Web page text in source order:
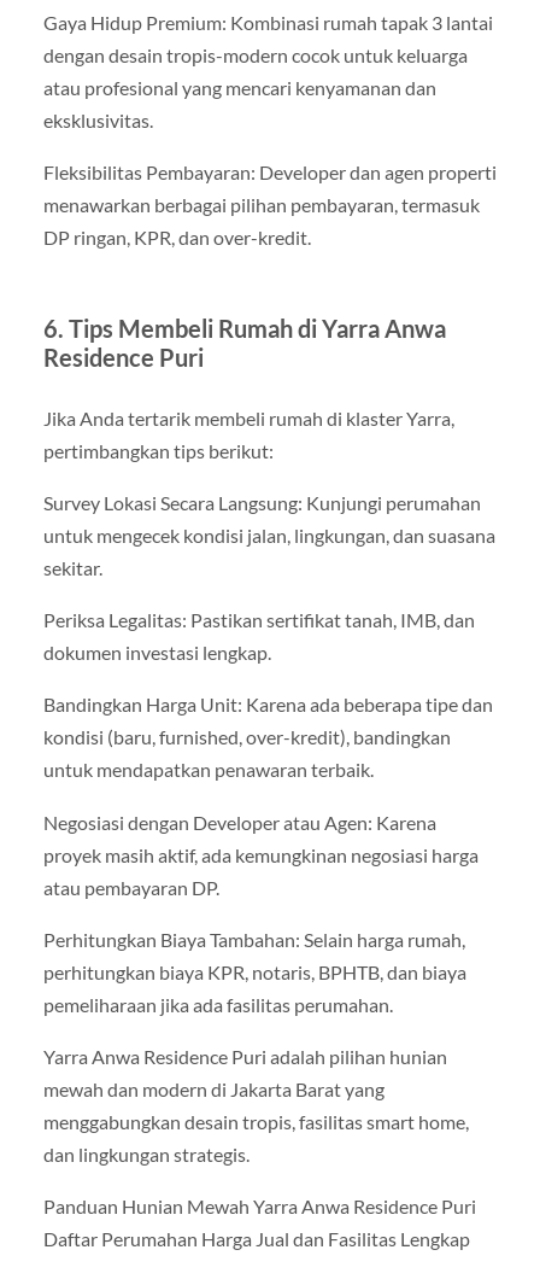
Gaya Hidup Premium: Kombinasi rumah tapak 3 lantai
dengan desain tropis-modern cocok untuk keluarga
atau profesional yang mencari kenyamanan dan
eksklusivitas.
Fleksibilitas Pembayaran: Developer dan agen properti
menawarkan berbagai pilihan pembayaran, termasuk
DP ringan, KPR, dan over-kredit.
6. Tips Membeli Rumah di Yarra Anwa
Residence Puri
Jika Anda tertarik membeli rumah di klaster Yarra,
pertimbangkan tips berikut:
Survey Lokasi Secara Langsung: Kunjungi perumahan
untuk mengecek kondisi jalan, lingkungan, dan suasana
sekitar.
Periksa Legalitas: Pastikan sertifikat tanah, IMB, dan
dokumen investasi lengkap.
Bandingkan Harga Unit: Karena ada beberapa tipe dan
kondisi (baru, furnished, over-kredit), bandingkan
untuk mendapatkan penawaran terbaik.
Negosiasi dengan Developer atau Agen: Karena
proyek masih aktif, ada kemungkinan negosiasi harga
atau pembayaran DP.
Perhitungkan Biaya Tambahan: Selain harga rumah,
perhitungkan biaya KPR, notaris, BPHTB, dan biaya
pemeliharaan jika ada fasilitas perumahan.
Yarra Anwa Residence Puri adalah pilihan hunian
mewah dan modern di Jakarta Barat yang
menggabungkan desain tropis, fasilitas smart home,
dan lingkungan strategis.
Panduan Hunian Mewah Yarra Anwa Residence Puri
Daftar Perumahan Harga Jual dan Fasilitas Lengkap